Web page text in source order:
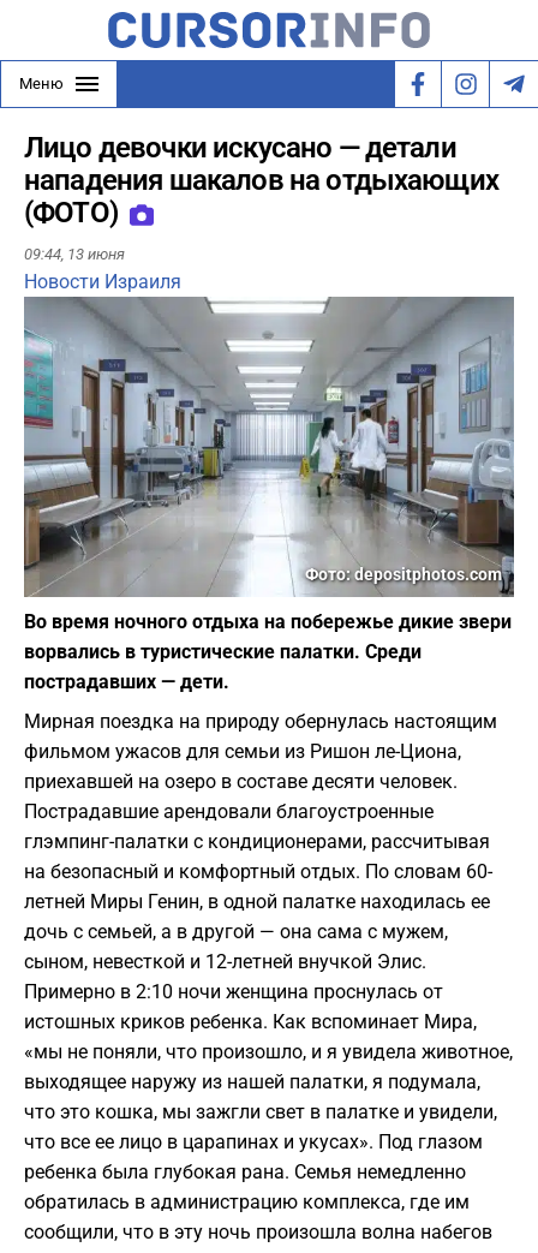
Меню
Лицо девочки искусано — детали
нападения шакалов на отдыхающих
(ФОТО)
09:44, 13 июня
Новости Израиля
Фото: depositphotos.com
Во время ночного отдыха на побережье дикие звери
ворвались в туристические палатки. Среди
пострадавших — дети.
Мирная поездка на природу обернулась настоящим
фильмом ужасов для семьи из Ришон ле-Циона,
приехавшей на озеро в составе десяти человек.
Пострадавшие арендовали благоустроенные
глэмпинг-палатки с кондиционерами, рассчитывая
на безопасный и комфортный отдых. По словам 60-
летней Миры Генин, в одной палатке находилась ее
дочь с семьей, а в другой — она сама с мужем,
сыном, невесткой и 12-летней внучкой Элис.
Примерно в 2:10 ночи женщина проснулась от
истошных криков ребенка. Как вспоминает Мира,
«мы не поняли, что произошло, и я увидела животное,
выходящее наружу из нашей палатки, я подумала,
что это кошка, мы зажгли свет в палатке и увидели,
что все ее лицо в царапинах и укусах». Под глазом
ребенка была глубокая рана. Семья немедленно
обратилась в администрацию комплекса, где им
сообщили, что в эту ночь произошла волна набегов